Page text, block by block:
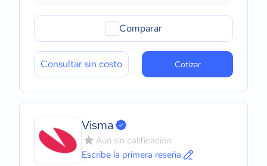
Comparar
Consultar sin costo Cotizar
Visma
Aún sin calificación
Escribe la primera reseña